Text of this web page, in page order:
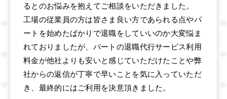
るとのお悩みを抱えてご相談をいただきました。
工場の従業員の方は皆さま良い方であられる点やパ
ートを始めたばかりで退職をしていいのか大変悩ま
れておりましたが、パートの退職代行サービス利用
料金が他社よりも安いと感じていただけたことや弊
社からの返信が丁寧で早いことを気に入っていただ
き、最終的にはご利用を決意頂きました。